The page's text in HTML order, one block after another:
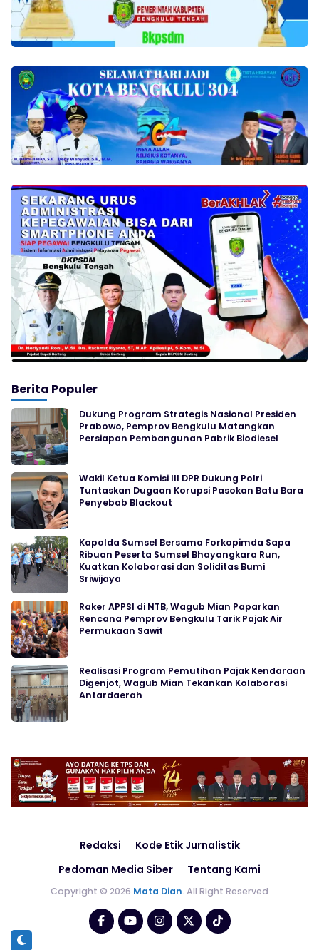
Berita Populer
Dukung Program Strategis Nasional Presiden
Prabowo, Pemprov Bengkulu Matangkan
Persiapan Pembangunan Pabrik Biodiesel
Wakil Ketua Komisi III DPR Dukung Polri
Tuntaskan Dugaan Korupsi Pasokan Batu Bara
Penyebab Blackout
Kapolda Sumsel Bersama Forkopimda Sapa
Ribuan Peserta Sumsel Bhayangkara Run,
Kuatkan Kolaborasi dan Soliditas Bumi
Sriwijaya
Raker APPSI di NTB, Wagub Mian Paparkan
Rencana Pemprov Bengkulu Tarik Pajak Air
Permukaan Sawit
Realisasi Program Pemutihan Pajak Kendaraan
Digenjot, Wagub Mian Tekankan Kolaborasi
Antardaerah
Redaksi
Kode Etik Jurnalistik
Pedoman Media Siber
Tentang Kami
Copyright © 2026 Mata Dian. All Right Reserved